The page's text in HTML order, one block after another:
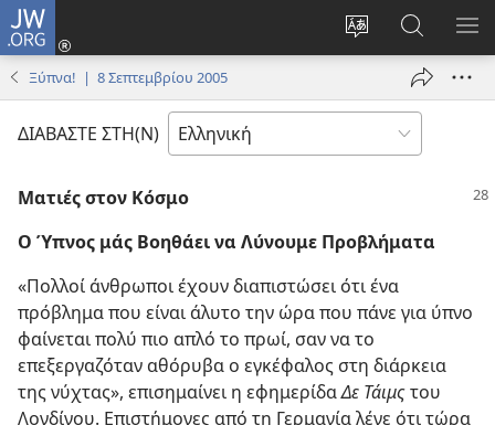
JW.ORG
Αλλαγή
γλώσσας
ιστότοπου
Σύνδεση
(ανοίγει
παράθυρο)
στο
JW.ORG
Ξύπνα! | 8 Σεπτεμβρίου 2005
ΔΙΑΒΑΣΤΕ ΣΤΗ(Ν)
Ματιές στον Κόσμο
Ο Ύπνος μάς Βοηθάει να Λύνουμε Προβλήματα
«Πολλοί άνθρωποι έχουν διαπιστώσει ότι ένα
πρόβλημα που είναι άλυτο την ώρα που πάνε για ύπνο
φαίνεται πολύ πιο απλό το πρωί, σαν να το
επεξεργαζόταν αθόρυβα ο εγκέφαλος στη διάρκεια
της νύχτας», επισημαίνει η εφημερίδαΔε Τάιμςτου
Λονδίνου. Επιστήμονες από τη Γερμανία λένε ότι τώρα